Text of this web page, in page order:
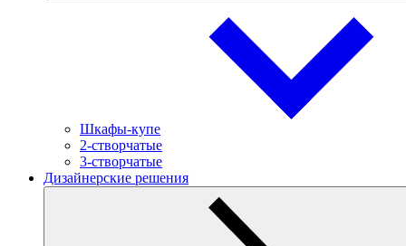
Шкафы-купе
2-створчатые
3-створчатые
Дизайнерские решения